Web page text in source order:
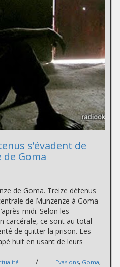
s’évadent de
Goma
de Goma. Treize détenus
de Munzenze à Goma
midi. Selon les
carcérale, ce sont au total
de quitter la prison. Les
huit en usant de leurs
/ Evasions, Goma,